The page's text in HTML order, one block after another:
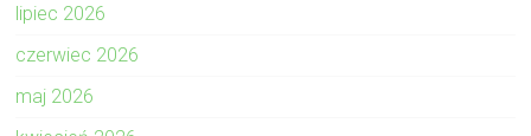
lipiec 2026
czerwiec 2026
maj 2026